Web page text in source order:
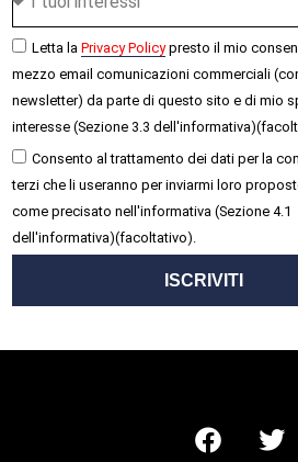
Letta la Privacy Policypresto il mio
mezzo email comunicazioni commerciali
newsletter) da parte di questo sito e di mio
interesse (Sezione 3.3
Consento al trattamento dei dati per la
terzi che li useranno per inviarmi loro
come precisato nell'informativa (Sezione 4.1
dell'informativa)(facoltativo).
ISCRIVITI